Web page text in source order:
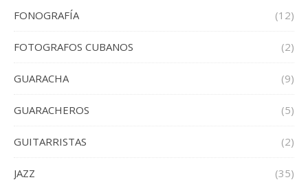
FONOGRAFÍA (12)
FOTOGRAFOS CUBANOS (2)
GUARACHA (9)
GUARACHEROS (5)
GUITARRISTAS (2)
JAZZ (35)